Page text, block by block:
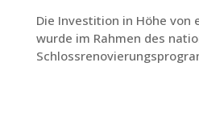
Die Investition in Höhe von
wurde im Rahmen des